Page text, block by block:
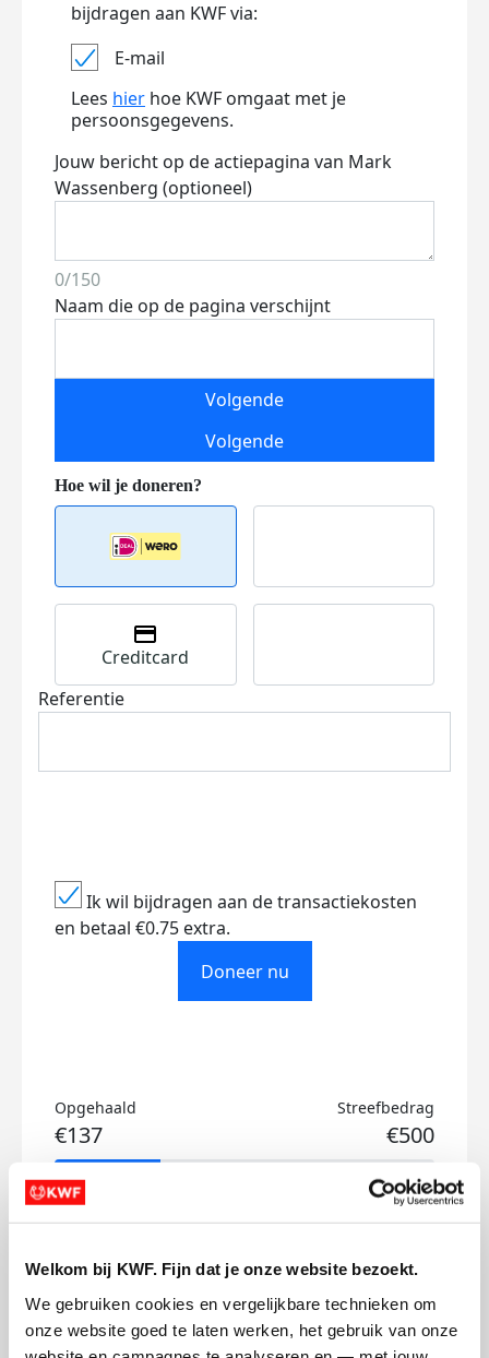
Welkom bij KWF. Fijn dat je onze website bezoekt.
We gebruiken cookies en vergelijkbare technieken om
onze website goed te laten werken, het gebruik van onze
bijdragen aan KWF via:
E-mail
Lees hier hoe KWF omgaat met je
persoonsgegevens.
Jouw bericht op de actiepagina van Mark
Wassenberg (optioneel)
0/150
Naam die op de pagina verschijnt
Volgende
Volgende
Creditcard
Referentie
Ik wil bijdragen aan de transactiekosten
en betaal €0.75 extra.
Doneer nu
Opgehaald
€137
Streefbedrag
€500
Doneer
Mark's badges